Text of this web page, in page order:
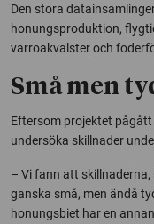
Den stora
honungsproduktion,
varroakvalster och
Små men
Eftersom projektet
undersöka skillnader
– Vi fann att
ganska små, men ändå
honungsbiet har en